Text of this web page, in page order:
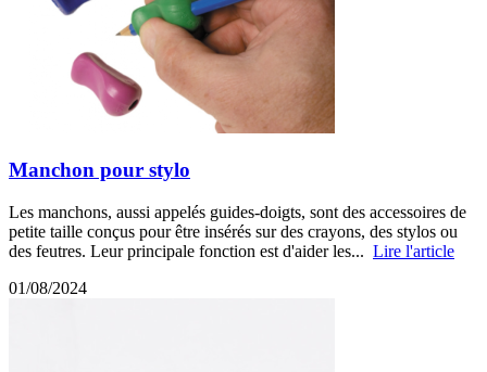
Manchon pour stylo
Les manchons, aussi appelés guides-doigts, sont des accessoires de
petite taille conçus pour être insérés sur des crayons, des stylos ou
des feutres. Leur principale fonction est d'aider les... Lire l'article
01/08/2024